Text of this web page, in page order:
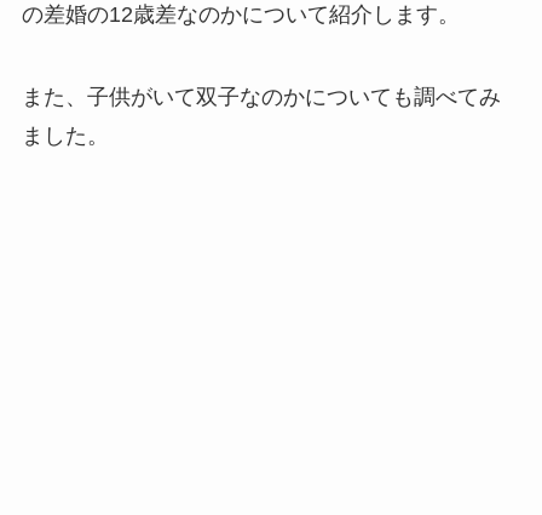
の差婚の12歳差なのかについて紹介します。
また、子供がいて双子なのかについても調べてみ
ました。